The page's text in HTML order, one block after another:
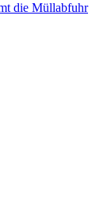
die Müllabfuhr